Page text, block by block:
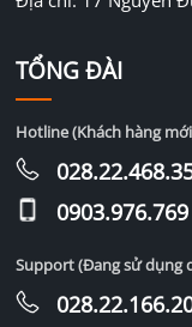
TỔNG ĐÀI
Hotline (Khách hàng
0903.976.769
Support (Đang sử dụng